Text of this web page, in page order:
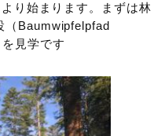
り始まります。まずは林
（Baumwipfelpfad
見学です